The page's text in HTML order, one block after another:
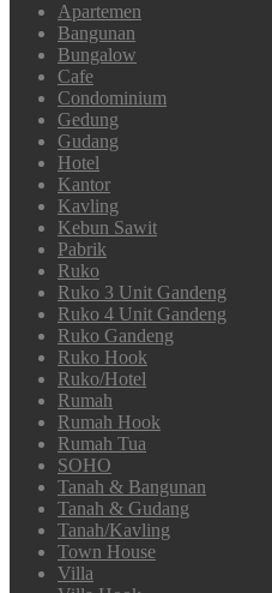
Apartemen
Bangunan
Bungalow
Cafe
Condominium
Gedung
Gudang
Hotel
Kantor
Kavling
Kebun Sawit
Pabrik
Ruko
Ruko 3 Unit Gandeng
Ruko 4 Unit Gandeng
Ruko Gandeng
Ruko Hook
Ruko/Hotel
Rumah
Rumah Hook
Rumah Tua
SOHO
Tanah & Bangunan
Tanah & Gudang
Tanah/Kavling
Town House
Villa